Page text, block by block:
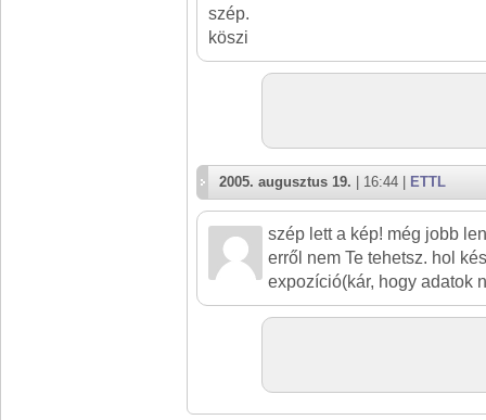
szép.
köszi
2005. augusztus 19. | 16:44 | ETTL
szép lett a kép! még jobb
erről nem Te tehetsz. hol
expozíció(kár, hogy adatok